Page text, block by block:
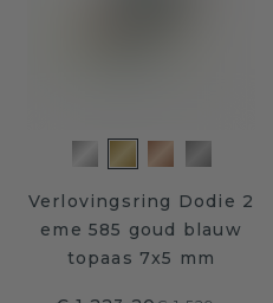
Verlovingsring Dodie 2
eme 585 goud blauw
topaas 7x5 mm